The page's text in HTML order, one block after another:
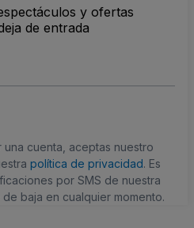
y ofertas
de entrada
cuenta, aceptas nuestro
política de privacidad. Es
por SMS de nuestra
baja en cualquier momento.